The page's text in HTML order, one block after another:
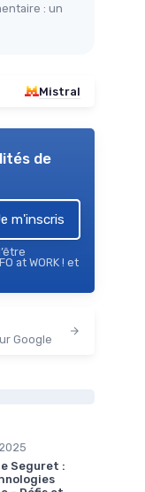
: un
Mistral
de
m'inscris
at WORK ! et
Google
Seguret :